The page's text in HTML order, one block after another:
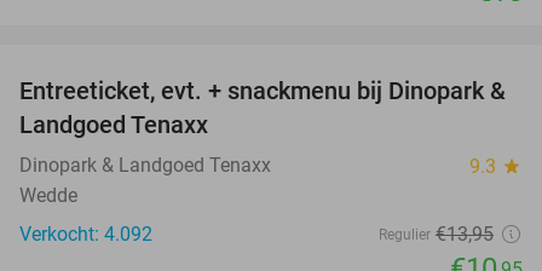
22%
Entreeticket, evt. + snackmenu bij Dinopark &
Landgoed Tenaxx
Dinopark & Landgoed Tenaxx 9.3 star
Wedde
Verkocht: 4.092
Regulier €13,95